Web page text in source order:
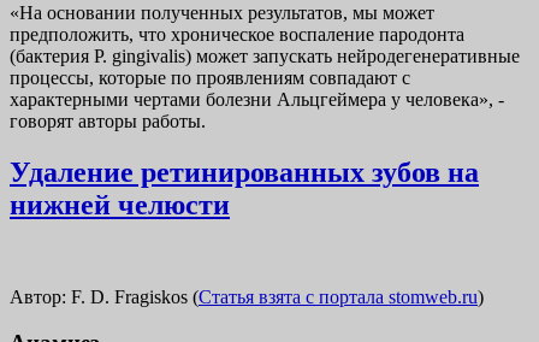
«На основании полученных результатов, мы может
предположить, что хроническое воспаление пародонта
(бактерия P. gingivalis) может запускать нейродегенеративные
процессы, которые по проявлениям совпадают с
характерными чертами болезни Альцгеймера у человека», -
говорят авторы работы.
Удаление ретинированных зубов на
нижней челюсти
Автор: F. D. Fragiskos (Статья взята с портала stomweb.ru)